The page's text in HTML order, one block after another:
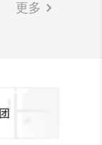
更多